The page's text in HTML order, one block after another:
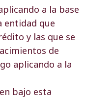
a la base
entidad que
y las que se
de
aplicando a la
bajo esta